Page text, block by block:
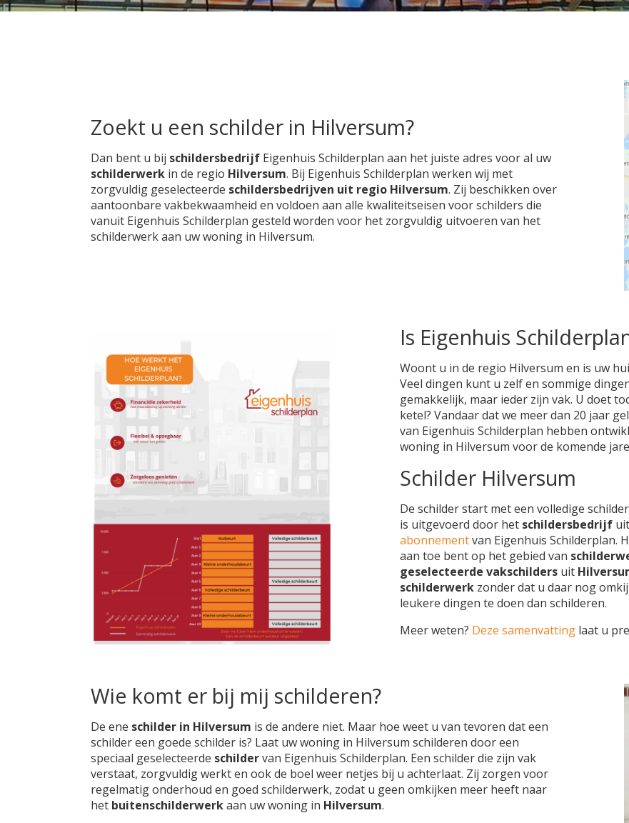
Zoekt u een schilder in Hilversum?
Dan bent u bij schildersbedrijf Eigenhuis Schilderplan aan het juiste adres voor al uw
schilderwerk in de regio Hilversum. Bij Eigenhuis Schilderplan werken wij met
zorgvuldig geselecteerde schildersbedrijven uit regio Hilversum. Zij beschikken over
aantoonbare vakbekwaamheid en voldoen aan alle kwaliteitseisen voor schilders die
vanuit Eigenhuis Schilderplan gesteld worden voor het zorgvuldig uitvoeren van het
schilderwerk aan uw woning in Hilversum.
Is Eigenhuis
Woont u in de regio Hilversum en is uw
Veel dingen kunt u zelf en sommige
gemakkelijk, maar ieder zijn vak. U doet
ketel? Vandaar dat we meer dan 20 jaar
van Eigenhuis Schilderplan hebben
woning in Hilversum voor de komende
Schilder Hilversum
De schilder start met een volledige
is uitgevoerd door het schildersbedrijf
abonnementvan Eigenhuis Schilderplan.
aan toe bent op het gebied van
geselecteerde vakschilders uit
schilderwerk zonder dat u daar nog
leukere dingen te doen dan schilderen.
Meer weten? Deze samenvatting laat u
Wie komt er bij mij schilderen?
De ene schilder in Hilversum is de andere niet. Maar hoe weet u van tevoren dat een
schilder een goede schilder is? Laat uw woning in Hilversum schilderen door een
speciaal geselecteerde schildervan Eigenhuis Schilderplan. Een schilder die zijn vak
verstaat, zorgvuldig werkt en ook de boel weer netjes bij u achterlaat. Zij zorgen voor
regelmatig onderhoud en goed schilderwerk, zodat u geen omkijken meer heeft naar
het buitenschilderwerkaan uw woning in Hilversum.